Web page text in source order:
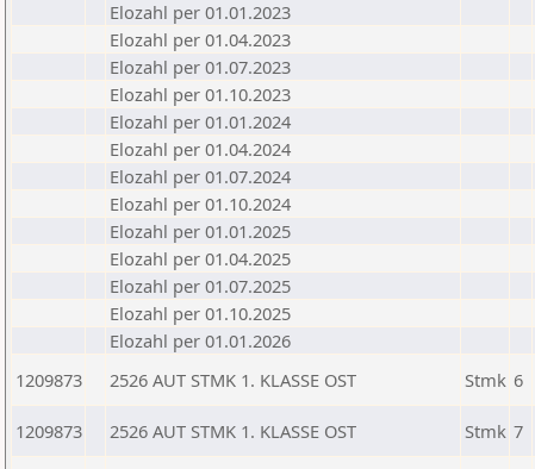
Elozahl per 01.01.2023
Elozahl per 01.04.2023
Elozahl per 01.07.2023
Elozahl per 01.10.2023
Elozahl per 01.01.2024
Elozahl per 01.04.2024
Elozahl per 01.07.2024
Elozahl per 01.10.2024
Elozahl per 01.01.2025
Elozahl per 01.04.2025
Elozahl per 01.07.2025
Elozahl per 01.10.2025
Elozahl per 01.01.2026
1209873
2526 AUT STMK 1. KLASSE OST Stmk 6
1209873 2526 AUT STMK 1. KLASSE OST Stmk 7